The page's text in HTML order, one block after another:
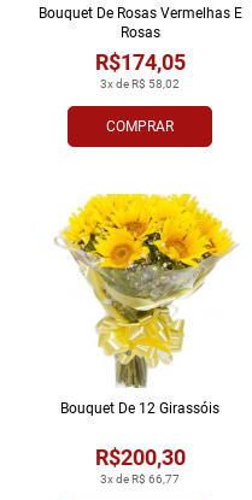
COMPRAR
3x de R$ 58,02
R$174,05
Bouquet De Rosas Vermelhas E
Rosas
3x de R$ 66,77
R$200,30
Bouquet De 12 Girassóis